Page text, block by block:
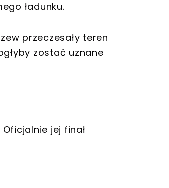
ładunku.
przeczesały teren
zostać uznane
Oficjalnie jej finał